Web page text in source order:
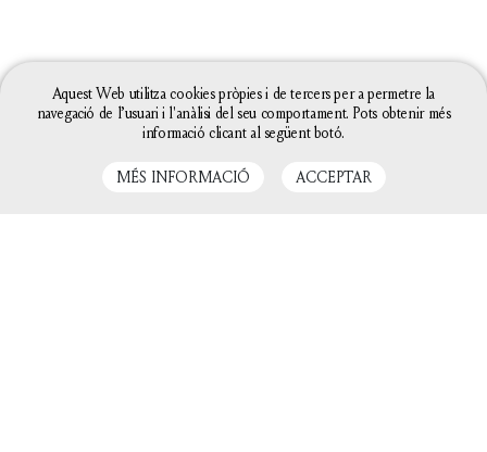
Aquest Web utilitza cookies pròpies i de tercers per a permetre la
navegació de l’usuari i l'anàlisi del seu comportament. Pots obtenir més
informació clicant al següent botó.
MÉS INFORMACIÓ ACCEPTAR